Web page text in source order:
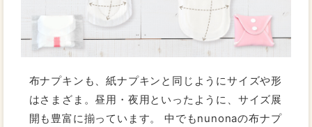
布ナプキンも、紙ナプキンと同じようにサイズや形
はさまざま。昼用・夜用といったように、サイズ展
開も豊富に揃っています。 中でもnunonaの布ナプ